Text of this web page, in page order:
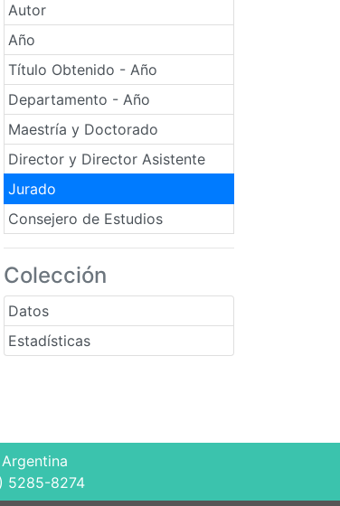
Autor
Año
Título Obtenido - Año
Departamento - Año
Maestría y Doctorado
Director y Director Asistente
Jurado
Consejero de Estudios
Colección
Datos
Estadísticas
5285-8274